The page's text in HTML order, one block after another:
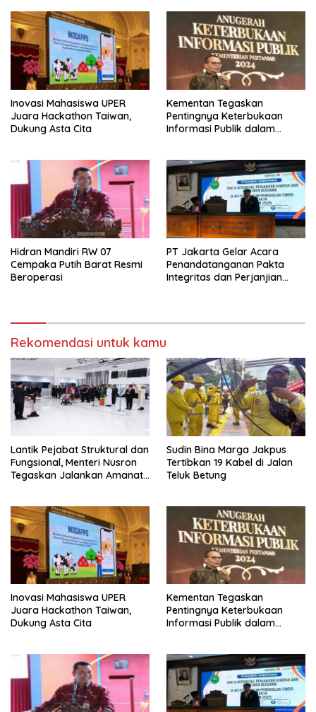
Inovasi Mahasiswa UPER
Juara Hackathon Taiwan,
Dukung Asta Cita
Kementan Tegaskan
Pentingnya Keterbukaan
Informasi Publik dalam
Hidran Mandiri RW 07
Cempaka Putih Barat Resmi
Beroperasi
PT Jakarta Gelar Acara
Penandatanganan Pakta
Integritas dan Perjanjian
Rekomendasi untuk kamu
Lantik Pejabat Struktural dan
Fungsional, Menteri Nusron
Tegaskan Jalankan Amanat
Sudin Bina Marga Jakpus
Tertibkan 19 Kabel di Jalan
Teluk Betung
Inovasi Mahasiswa UPER
Juara Hackathon Taiwan,
Dukung Asta Cita
Kementan Tegaskan
Pentingnya Keterbukaan
Informasi Publik dalam